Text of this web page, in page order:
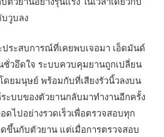
วูบลง
ประสบการณ์ที่เคยพบเจอมา เอ็ดมันด์
ชั่วอึดใจ ระบบควบคุมยานถูกเปลี่ยน
ยมนุษย์ พร้อมกับที่เสียงรัวนิ้วลงบน
ะบบของตัวยานกลับมาทำงานอีกครั้ง
ไปอย่างรวดเร็วเพื่อตรวจสอบทุก
ขึ้นกับตัวยาน แต่เมื่อการตรวจสอบ